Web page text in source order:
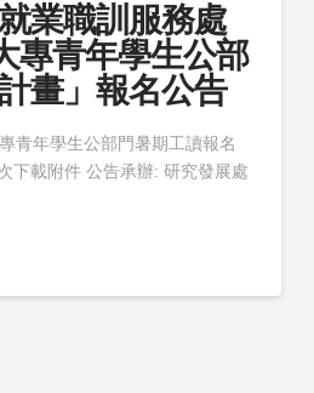
業職訓服務處
專青年學生公部
畫」報名公告
青年學生公部門暑期工讀報名
下載附件 公告承辦: 研究發展處